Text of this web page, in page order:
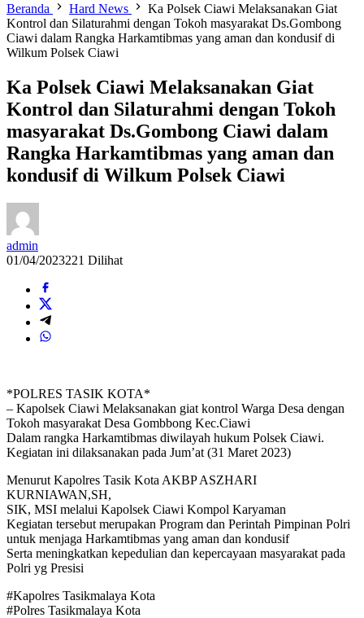
Beranda
Hard News
Ka Polsek Ciawi Melaksanakan Giat
Kontrol dan Silaturahmi dengan Tokoh masyarakat Ds.Gombong
Ciawi dalam Rangka Harkamtibmas yang aman dan kondusif di
Wilkum Polsek Ciawi
Ka Polsek Ciawi Melaksanakan Giat
Kontrol dan Silaturahmi dengan Tokoh
masyarakat Ds.Gombong Ciawi dalam
Rangka Harkamtibmas yang aman dan
kondusif di Wilkum Polsek Ciawi
admin
01/04/2023221 Dilihat
*POLRES TASIK KOTA*
– Kapolsek Ciawi Melaksanakan giat kontrol Warga Desa dengan
Tokoh masyarakat Desa Gombbong Kec.Ciawi
Dalam rangka Harkamtibmas diwilayah hukum Polsek Ciawi.
Kegiatan ini dilaksanakan pada Jum’at (31 Maret 2023)
Menurut Kapolres Tasik Kota AKBP ASZHARI
KURNIAWAN,SH,
SIK, MSI melalui Kapolsek Ciawi Kompol Karyaman
Kegiatan tersebut merupakan Program dan Perintah Pimpinan Polri
untuk menjaga Harkamtibmas yang aman dan kondusif
Serta meningkatkan kepedulian dan kepercayaan masyarakat pada
Polri yg Presisi
#Kapolres Tasikmalaya Kota
#Polres Tasikmalaya Kota